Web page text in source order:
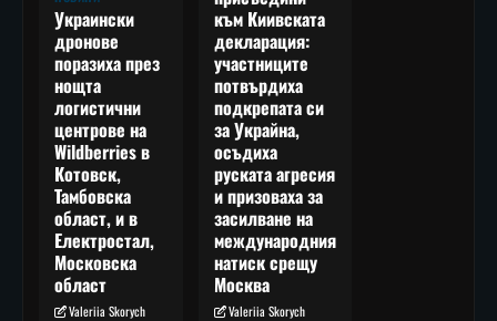
Украински
дронове
поразиха през
нощта
логистични
центрове на
Wildberries в
Котовск,
Тамбовска
област, и в
Електростал,
Московска
област
Valeriia Skorych
към Киивската
декларация:
участниците
потвърдиха
подкрепата си
за Украйна,
осъдиха
руската агресия
и призоваха за
засилване на
международния
натиск срещу
Москва
Valeriia Skorych